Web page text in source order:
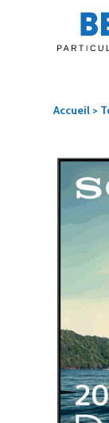
Accueil >